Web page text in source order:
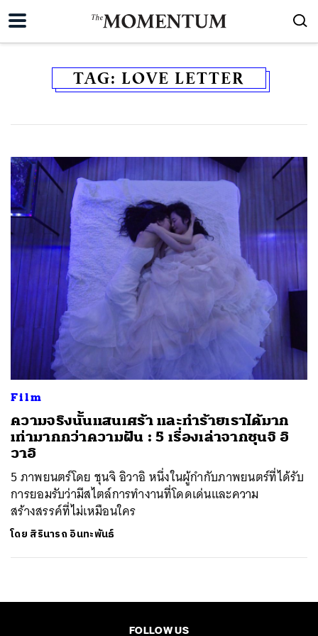
TAG: LOVE LETTER
Film
ความจริงนั้นแสนเศร้า และทำร้ายเราได้มาก
เท่ามากกว่าความฝัน : 5 เรื่องเล่าจากชุนจิ อิ
วาอิ
5 ภาพยนตร์โดย ชุนจิ อิวาอิ หนึ่งในผู้กำกับภาพยนตร์ที่ได้รับ
การยอมรับว่ามีสไตล์การทำงานที่โดดเด่นและความ
สร้างสรรค์ที่ไม่เหมือนใคร
โดย สิรินารถ อินทะพันธ์
FOLLOW US
SHARE TWEET LINE EMAIL